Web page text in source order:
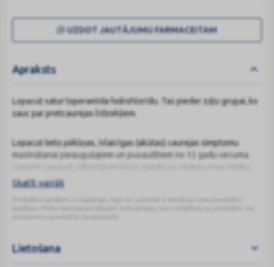
UZDOT JAUTĀJUMU FARMACEITAM
Apraksts
Lopacut satur loperamīda hidrohlorīdu. Tas pieder zāļu grupai, ko
sauc par pretcaurejas līdzekļiem.
Lopacut lieto pēkšņas, īslaicīgas (akūtas) caurejas simptomu
mazināšanai pieaugušajiem un pusaudžiem no 12 gadu vecuma.
Skatīt vairāk
Lietošana